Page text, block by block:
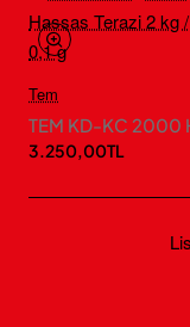
Tem
TEM KD-KC 2000
3.250,00TL